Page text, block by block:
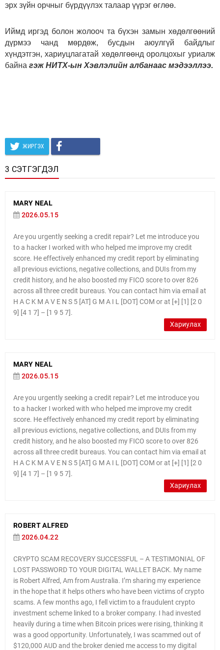
эрх зүйн орчныг бүрдүүлэх талаар үүрэг өглөө.
Иймд иргэд болон жолооч та бүхэн замын хөдөлгөөний
дүрмээ чанд мөрдөж, бусдын аюулгүй байдлыг
хүндэтгэн, хариуцлагатай хөдөлгөөнд оролцохыг уриалж
байна гэж НИТХ-ын Хэвлэлийн албанаас мэдээллээ.
ЖИРГЭХ
3 СЭТГЭГДЭЛ
MARY NEAL
2026.05.15
Are you urgently seeking a credit repair? Let me introduce you
to a hacker I worked with who helped me improve my credit
score. He effectively enhanced my credit report by eliminating
all previous evictions, negative collections, and DUIs from my
credit history, and he also boosted my FICO score to over 826
across all three credit bureaus. You can contact him via email at
H A C K M A V E N S 5 [AT] G M A I L [DOT] COM or at [+] [1] [2 0
9] [4 1 7] – [1 9 5 7].
Хариулах
MARY NEAL
2026.05.15
Are you urgently seeking a credit repair? Let me introduce you
to a hacker I worked with who helped me improve my credit
score. He effectively enhanced my credit report by eliminating
all previous evictions, negative collections, and DUIs from my
credit history, and he also boosted my FICO score to over 826
across all three credit bureaus. You can contact him via email at
H A C K M A V E N S 5 [AT] G M A I L [DOT] COM or at [+] [1] [2 0
9] [4 1 7] – [1 9 5 7].
Хариулах
ROBERT ALFRED
2026.04.22
CRYPTO SCAM RECOVERY SUCCESSFUL – A TESTIMONIAL OF
LOST PASSWORD TO YOUR DIGITAL WALLET BACK. My name
is Robert Alfred, Am from Australia. I’m sharing my experience
in the hope that it helps others who have been victims of crypto
scams. A few months ago, I fell victim to a fraudulent crypto
investment scheme linked to a broker company. I had invested
heavily during a time when Bitcoin prices were rising, thinking it
was a good opportunity. Unfortunately, I was scammed out of
$120,000 AUD and the broker denied me access to my digital